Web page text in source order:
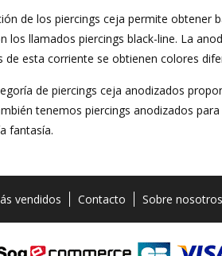
de los piercings ceja permite obtener
los llamados piercings black-line. La
de esta corriente se obtienen colores
de piercings ceja anodizados
tenemos piercings anodizados
fantasía.
vendidos Contacto Sobre nosotros